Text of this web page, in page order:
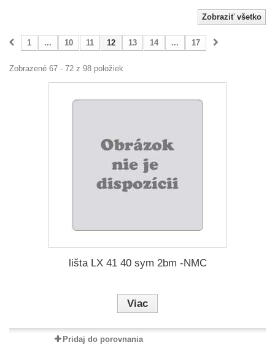
Zobraziť všetko
1 ... 10 11 12 13 14 ... 17
Zobrazené 67 - 72 z 98 položiek
lišta LX 41 40 sym 2bm -NMC
Viac
Pridaj do porovnania